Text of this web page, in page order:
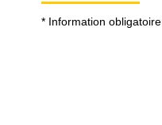
* Information obligatoire